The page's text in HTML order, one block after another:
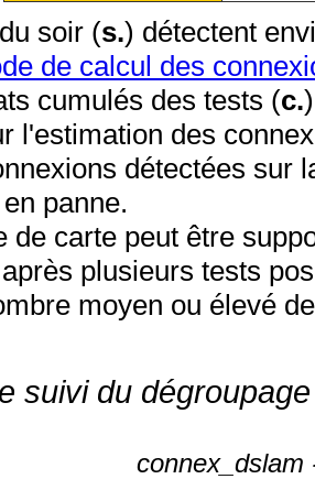
soir (s.) détectent
de calcul des
cumulés des tests (c.
des
détectées sur
panne.
de carte peut être
plusieurs tests
moyen ou élevé
suivi du
connex_dslam